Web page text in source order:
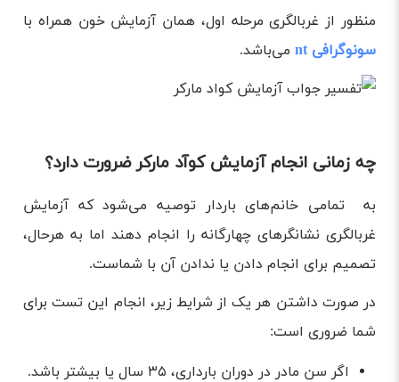
منظور از غربالگری مرحله اول، همان آزمایش خون همراه با
سونوگرافی nt
می‌باشد.
چه زمانی انجام آزمایش کوآد مارکر ضرورت دارد؟
به تمامی خانم‌های باردار توصیه می‌شود که آزمایش
غربالگری نشانگرهای چهارگانه را انجام دهند اما به هرحال،
تصمیم برای انجام دادن یا ندادن آن با شماست.
در صورت داشتن هر یک از شرایط زیر، انجام این تست برای
شما ضروری است:
اگر سن مادر در دوران بارداری، ۳۵ سال یا بیشتر باشد.